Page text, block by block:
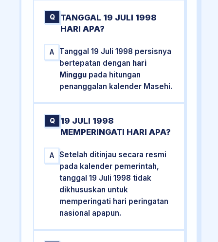
Q
TANGGAL 19 JULI 1998
HARI APA?
A
Tanggal 19 Juli 1998 persisnya
bertepatan dengan hari
Minggu pada hitungan
penanggalan kalender Masehi.
Q
19 JULI 1998
MEMPERINGATI HARI APA?
A
Setelah ditinjau secara resmi
pada kalender pemerintah,
tanggal 19 Juli 1998 tidak
dikhususkan untuk
memperingati hari peringatan
nasional apapun.